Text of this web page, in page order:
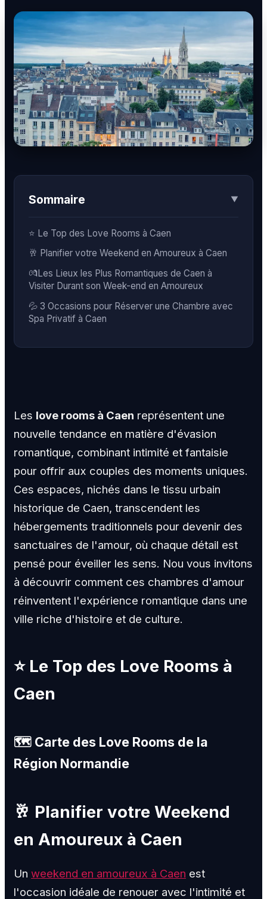
Suivez-nous
Liens utiles
Sommaire ▼
⭐ Le Top des Love Rooms à Caen
🥂 Planifier votre Weekend en Amoureux à Caen
💏Les Lieux les Plus Romantiques de Caen à
Visiter Durant son Week-end en Amoureux
💦 3 Occasions pour Réserver une Chambre avec
Spa Privatif à Caen
Les love rooms à Caen représentent une
nouvelle tendance en matière d'évasion
romantique, combinant intimité et fantaisie
pour offrir aux couples des moments uniques.
Ces espaces, nichés dans le tissu urbain
historique de Caen, transcendent les
hébergements traditionnels pour devenir des
sanctuaires de l'amour, où chaque détail est
pensé pour éveiller les sens. Nou vous invitons
à découvrir comment ces chambres d'amour
réinventent l'expérience romantique dans une
ville riche d'histoire et de culture.
⭐ Le Top des Love Rooms à
Caen
🗺️ Carte des Love Rooms de la
Région Normandie
🥂 Planifier votre Weekend
en Amoureux à Caen
Un weekend en amoureux à Caen est
l'occasion idéale de renouer avec l'intimité et